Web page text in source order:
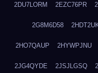
2DU7LORM 2EZC76PR
2G8M6D58
2HO7QAUP 2HYWPJNU
2JG4QYDE 2JSJLGSQ